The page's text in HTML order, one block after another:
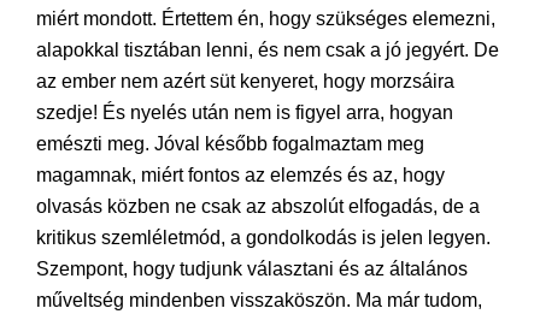
miért mondott. Értettem én, hogy szükséges elemezni,
alapokkal tisztában lenni, és nem csak a jó jegyért. De
az ember nem azért süt kenyeret, hogy morzsáira
szedje! És nyelés után nem is figyel arra, hogyan
emészti meg. Jóval később fogalmaztam meg
magamnak, miért fontos az elemzés és az, hogy
olvasás közben ne csak az abszolút elfogadás, de a
kritikus szemléletmód, a gondolkodás is jelen legyen.
Szempont, hogy tudjunk választani és az általános
műveltség mindenben visszaköszön. Ma már tudom,